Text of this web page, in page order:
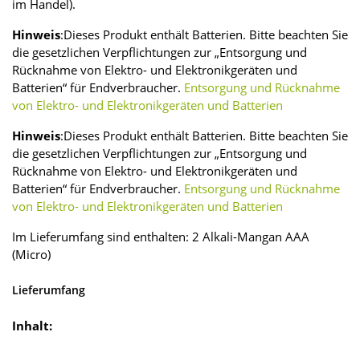
im Handel).
Hinweis:Dieses Produkt enthält Batterien. Bitte beachten Sie
die gesetzlichen Verpflichtungen zur „Entsorgung und
Rücknahme von Elektro- und Elektronikgeräten und
Batterien“ für Endverbraucher. Entsorgung und Rücknahme
von Elektro- und Elektronikgeräten und Batterien
Hinweis:Dieses Produkt enthält Batterien. Bitte beachten Sie
die gesetzlichen Verpflichtungen zur „Entsorgung und
Rücknahme von Elektro- und Elektronikgeräten und
Batterien“ für Endverbraucher. Entsorgung und Rücknahme
von Elektro- und Elektronikgeräten und Batterien
Im Lieferumfang sind enthalten: 2 Alkali-Mangan AAA
(Micro)
Lieferumfang
Inhalt: